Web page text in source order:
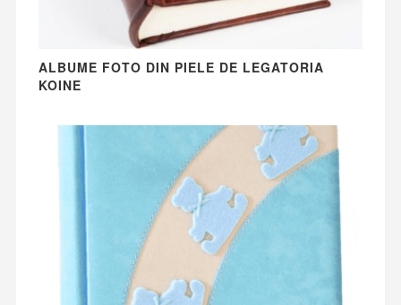
ALBUME FOTO DIN PIELE DE LEGATORIA
KOINE